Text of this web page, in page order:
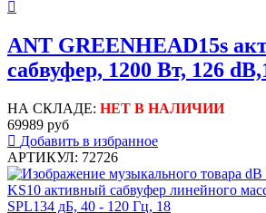
ANT GREENHEAD15s
сабвуфер, 1200 Вт, 126
НА СКЛАДЕ: НЕТ В НАЛИЧИИ
69989 руб
Добавить в избранное
АРТИКУЛ: 72726